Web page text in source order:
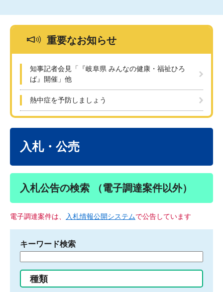
重要なお知らせ
知事記者会見「『岐阜県 みんなの健康・福祉ひろ
ば』開催」他
熱中症を予防しましょう
入札・公売
入札公告の検索 （電子調達案件以外）
電子調達案件は、 入札情報公開システムで公告しています
キーワード検索
る
種類